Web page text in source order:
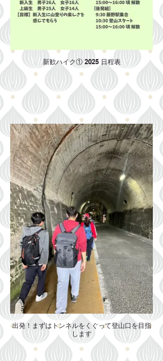
新歓ハイク① 2025 日程表
出発！まずはトンネルをくぐって登山口を目指
します